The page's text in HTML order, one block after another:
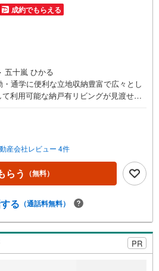
成約でもらえる
五十嵐 ひかる
通学に便利な立地収納豊富で広々とし
利用可能な納戸有リビングが見渡せる
間はお電話が繋がりやすくなっておりま
に問い合わせが集中するため、お早め
「室内・現地を見学する」ボタンより
見学がスムーズです。ご見学の際は車
ます。【東宝ハウス立川のポイント】◆
せください！◆住宅ローンアドバイザー
借入額は？・「住宅ローン控除」ってな
ーに相談◆お金に関するあらゆるご相談
フプランのシミュレーション・生活収
かりやすくグラフに表示・お客様のラ
産会社レビュー 4件
らう （無料）
る （通話料無料）
PR